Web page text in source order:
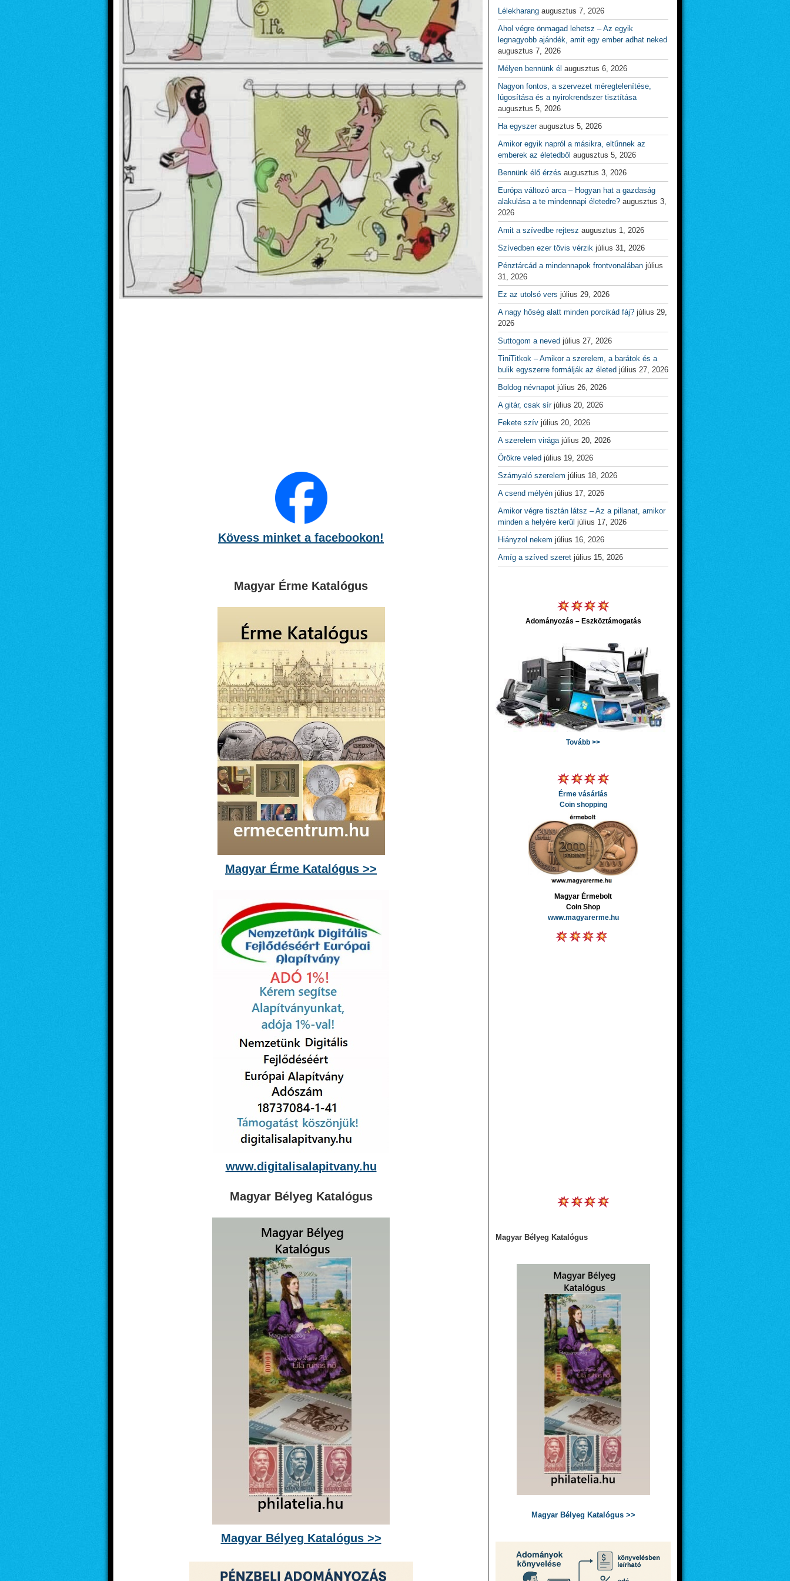
Kövess minket a facebookon!
Magyar Érme Katalógus
Magyar Érme Katalógus >>
www.digitalisalapitvany.hu
Magyar Bélyeg Katalógus
Magyar Bélyeg Katalógus >>
Lélekharang augusztus 7, 2026
Ahol végre önmagad lehetsz – Az egyik
legnagyobb ajándék, amit egy ember adhat neked
augusztus 7, 2026
Mélyen bennünk él augusztus 6, 2026
Nagyon fontos, a szervezet méregtelenítése,
lúgosítása és a nyirokrendszer tisztítása
augusztus 5, 2026
Ha egyszer augusztus 5, 2026
Amikor egyik napról a másikra, eltűnnek az
emberek az életedből augusztus 5, 2026
Bennünk élő érzés augusztus 3, 2026
Európa változó arca – Hogyan hat a gazdaság
alakulása a te mindennapi életedre? augusztus 3,
2026
Amit a szívedbe rejtesz augusztus 1, 2026
Szívedben ezer tövis vérzik július 31, 2026
Pénztárcád a mindennapok frontvonalában július
31, 2026
Ez az utolsó vers július 29, 2026
A nagy hőség alatt minden porcikád fáj? július 29,
2026
Suttogom a neved július 27, 2026
TiniTitkok – Amikor a szerelem, a barátok és a
bulik egyszerre formálják az életed július 27, 2026
Boldog névnapot július 26, 2026
A gitár, csak sír július 20, 2026
Fekete szív július 20, 2026
A szerelem virága július 20, 2026
Örökre veled július 19, 2026
Szárnyaló szerelem július 18, 2026
A csend mélyén július 17, 2026
Amikor végre tisztán látsz – Az a pillanat, amikor
minden a helyére kerül július 17, 2026
Hiányzol nekem július 16, 2026
Amíg a szíved szeret július 15, 2026
Adományozás – Eszköztámogatás
Tovább >>
Érme vásárlás
Coin shopping
Magyar Érmebolt
Coin Shop
www.magyarerme.hu
Magyar Bélyeg Katalógus
Magyar Bélyeg Katalógus >>